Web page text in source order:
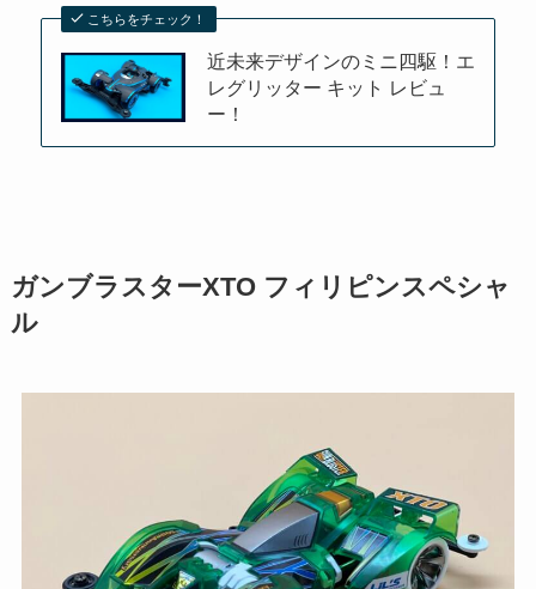
こちらをチェック！
近未来デザインのミニ四駆！エ
レグリッター キット レビュ
ー！
ガンブラスターXTO フィリピンスペシャ
ル